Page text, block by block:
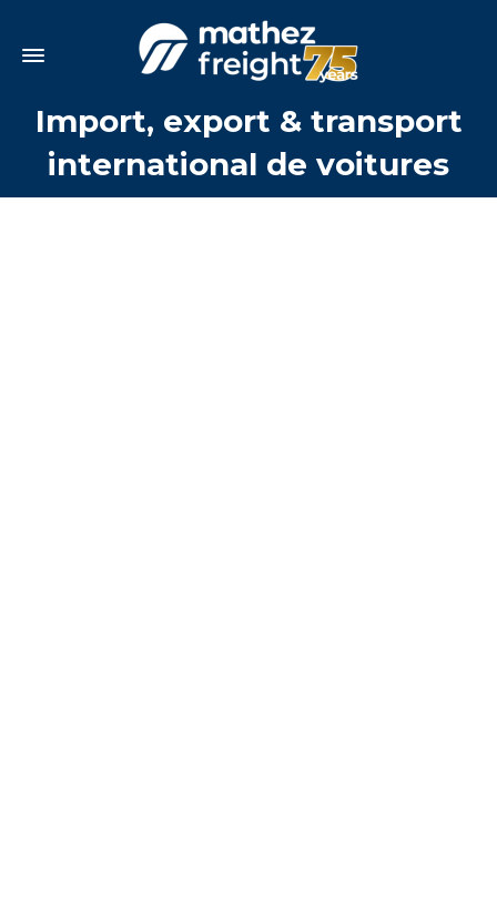
Import, export & transport
international de voitures